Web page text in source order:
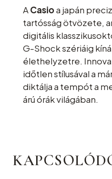
ACasioa japán
tartósság ötvözete,
digitális
G-Shock szériáig
élethelyzetre.
időtlen stílusával a
diktálja a tempót a
árú órák világában.